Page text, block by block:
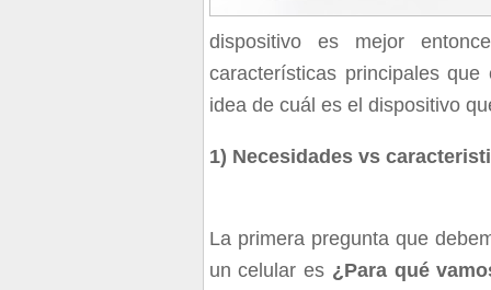
dispositivo es mejor
características principales
idea de cuál es el dispositivo
1) Necesidades vs
La primera pregunta que
un celular es ¿Para qué